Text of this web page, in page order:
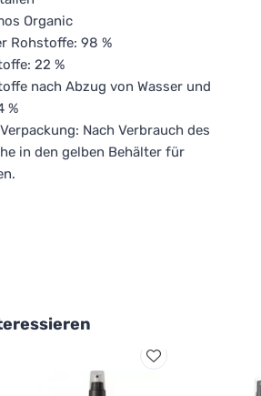
Organic
Rohstoffe: 98 %
22 %
nach Abzug von Wasser und
%
Nach Verbrauch des
in den gelben Behälter für